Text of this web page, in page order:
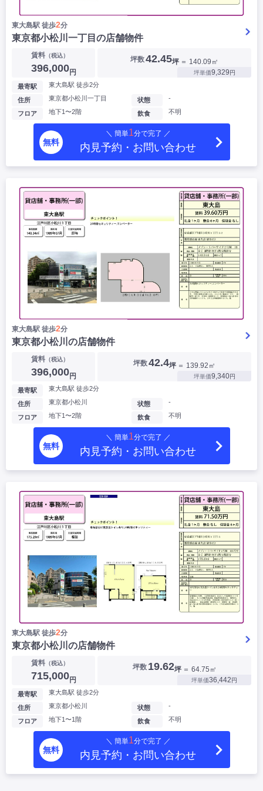
東大島駅 徒歩2分
東京都小松川一丁目の店舗物件
賃料（税込）
396,000円
坪数42.45坪 ＝ 140.09㎡
坪単価9,329円
最寄駅 東大島駅 徒歩2分
住所 東京都小松川一丁目
フロア 地下1〜2階
状態 -
飲食 不明
無料
＼ 簡単1分で完了 ／
内見予約・お問い合わせ
東大島駅 徒歩2分
東京都小松川の店舗物件
賃料（税込）
396,000円
坪数42.4坪 ＝ 139.92㎡
坪単価9,340円
最寄駅 東大島駅 徒歩2分
住所 東京都小松川
フロア 地下1〜2階
状態 -
飲食 不明
無料
＼ 簡単1分で完了 ／
内見予約・お問い合わせ
東大島駅 徒歩2分
東京都小松川の店舗物件
賃料（税込）
715,000円
坪数 19.62坪 ＝ 64.75㎡
坪単価36,442円
最寄駅 東大島駅 徒歩2分
住所 東京都小松川
フロア 地下1〜1階
状態 -
飲食 不明
無料
＼ 簡単1分で完了 ／
内見予約・お問い合わせ